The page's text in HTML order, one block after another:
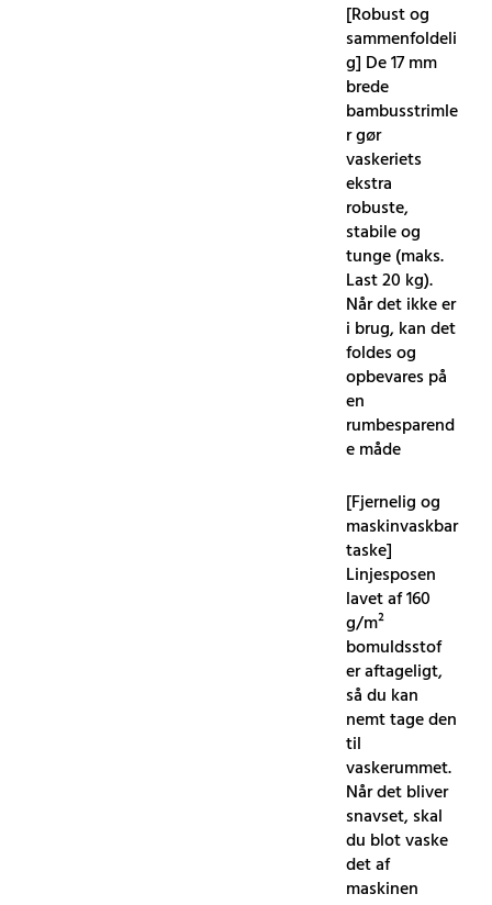
[Robust og
sammenfoldeli
g] De 17 mm
brede
bambusstrimle
r gør
vaskeriets
ekstra
robuste,
stabile og
tunge (maks.
Last 20 kg).
Når det ikke er
i brug, kan det
foldes og
opbevares på
en
rumbesparend
e måde
[Fjernelig og
maskinvaskbar
taske]
Linjesposen
lavet af 160
g/m²
bomuldsstof
er aftageligt,
så du kan
nemt tage den
til
vaskerummet.
Når det bliver
snavset, skal
du blot vaske
det af
maskinen